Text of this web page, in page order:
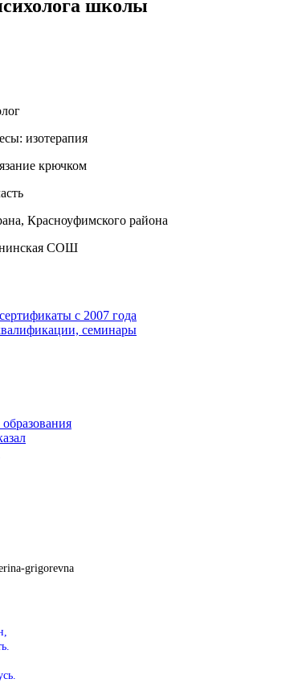
школы
изотерапия
крючком
Красноуфимского района
СОШ
с 2007 года
семинары
grigorevna